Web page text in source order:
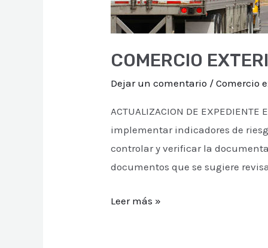
COMERCIO
Dejar un comentario /Comercio
ACTUALIZACION DE
implementar indicadores de
controlar y verificar la
documentos que se sugiere
Leer más »